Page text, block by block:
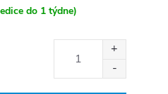
do 1 týdne)